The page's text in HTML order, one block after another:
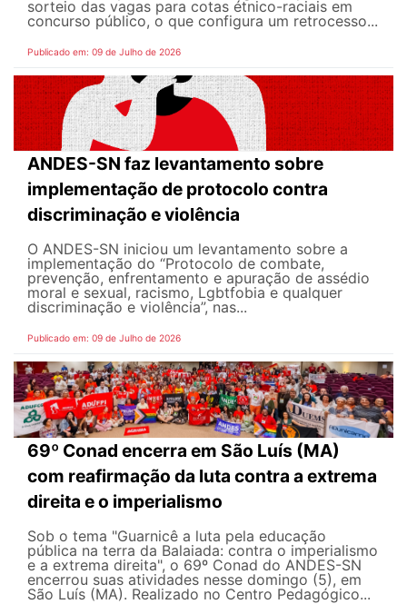
sorteio das vagas para cotas étnico-raciais em
concurso público, o que configura um retrocesso...
Publicado em: 09 de Julho de 2026
ANDES-SN faz levantamento sobre
implementação de protocolo contra
discriminação e violência
O ANDES-SN iniciou um levantamento sobre a
implementação do “Protocolo de combate,
prevenção, enfrentamento e apuração de assédio
moral e sexual, racismo, Lgbtfobia e qualquer
discriminação e violência”, nas...
Publicado em: 09 de Julho de 2026
69º Conad encerra em São Luís (MA)
com reafirmação da luta contra a extrema
direita e o imperialismo
Sob o tema "Guarnicê a luta pela educação
pública na terra da Balaiada: contra o imperialismo
e a extrema direita", o 69º Conad do ANDES-SN
encerrou suas atividades nesse domingo (5), em
São Luís (MA). Realizado no Centro Pedagógico...